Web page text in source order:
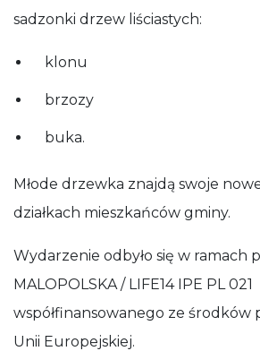
sadzonki drzew liściastych:
klonu
brzozy
buka.
Młode drzewka znajdą swoje
działkach mieszkańców gminy.
Wydarzenie odbyło się w ramach
MALOPOLSKA / LIFE14 IPE PL 021
współfinansowanego ze środków
Unii Europejskiej.